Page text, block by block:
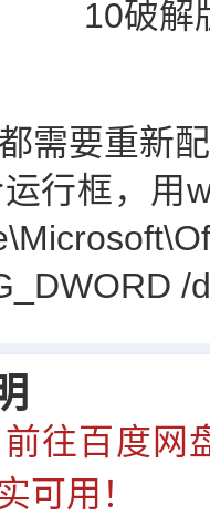
要重新配
框，用
/
百度网
可用！